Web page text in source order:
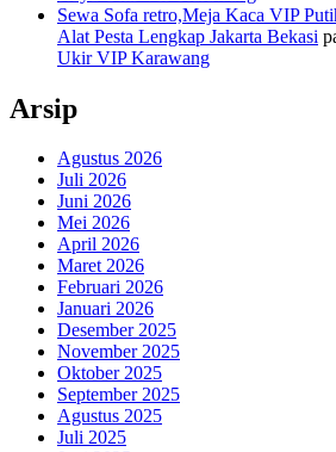
Sewa Sofa retro,Meja Kaca VIP
Alat Pesta Lengkap Jakarta Bekasi
Ukir VIP Karawang
Arsip
Agustus 2026
Juli 2026
Juni 2026
Mei 2026
April 2026
Maret 2026
Februari 2026
Januari 2026
Desember 2025
November 2025
Oktober 2025
September 2025
Agustus 2025
Juli 2025